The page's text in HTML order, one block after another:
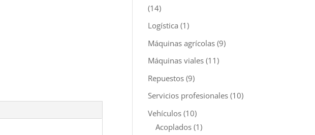
(14)
Logística (1)
Máquinas agrícolas (9)
Máquinas viales (11)
Repuestos (9)
Servicios profesionales (10)
Vehículos (10)
Acoplados (1)